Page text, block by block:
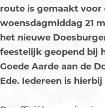
route is gemaakt voor
woensdagmiddag 21
het nieuwe
feestelijk geopend bij
Goede Aarde aan de
Ede. Iedereen is